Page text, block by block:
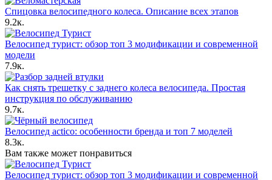
Спицовка велосипедного колеса. Описание всех этапов
9.2к.
Велосипед турист: обзор топ 3 модификации и современной
модели
7.9к.
Как снять трешетку с заднего колеса велосипеда. Простая
инструкция по обслуживанию
9.7к.
Велосипед actico: особенности бренда и топ 7 моделей
8.3к.
Вам также может понравиться
Велосипед турист: обзор топ 3 модификации и современной